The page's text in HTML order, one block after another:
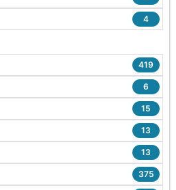
4
419
6
15
13
13
375